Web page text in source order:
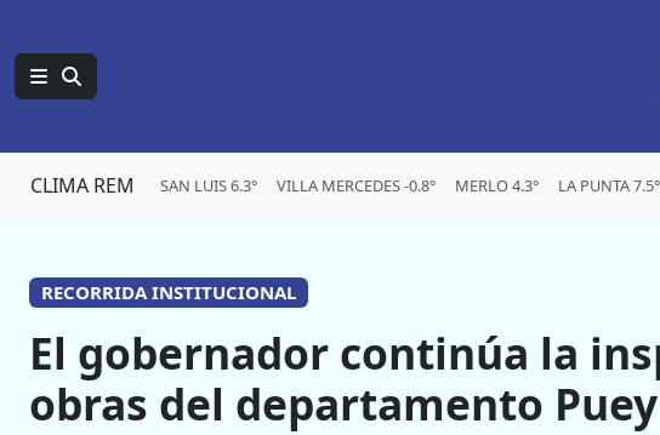
CLIMA REM SAN LUIS 6.3° VILLA MERCEDES -0.8° MERLO 4.3° LA PUNTA 7.5°
RECORRIDA INSTITUCIONAL
El gobernador continúa la
obras del departamento